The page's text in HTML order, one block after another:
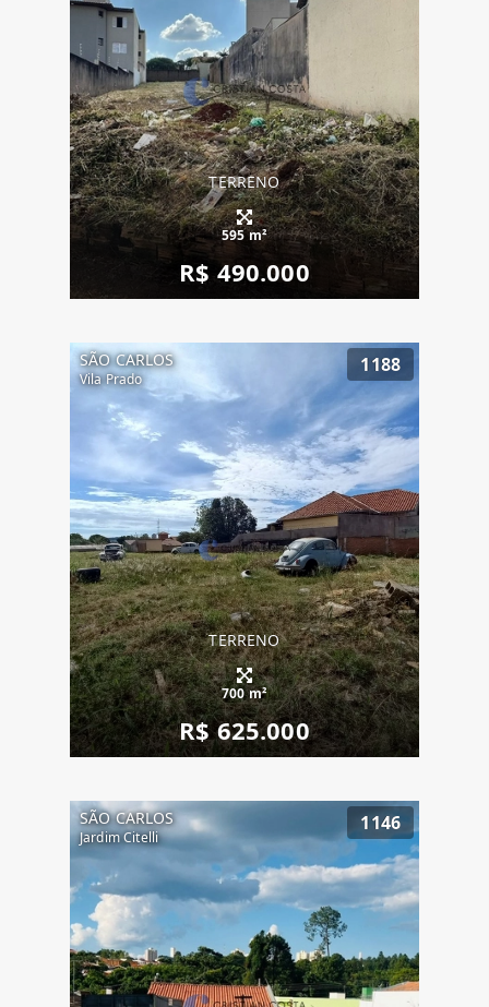
TERRENO
595 m²
R$ 490.000
SÃO CARLOS
Vila Prado
1188
TERRENO
700 m²
R$ 625.000
SÃO CARLOS
Jardim Citelli
1146